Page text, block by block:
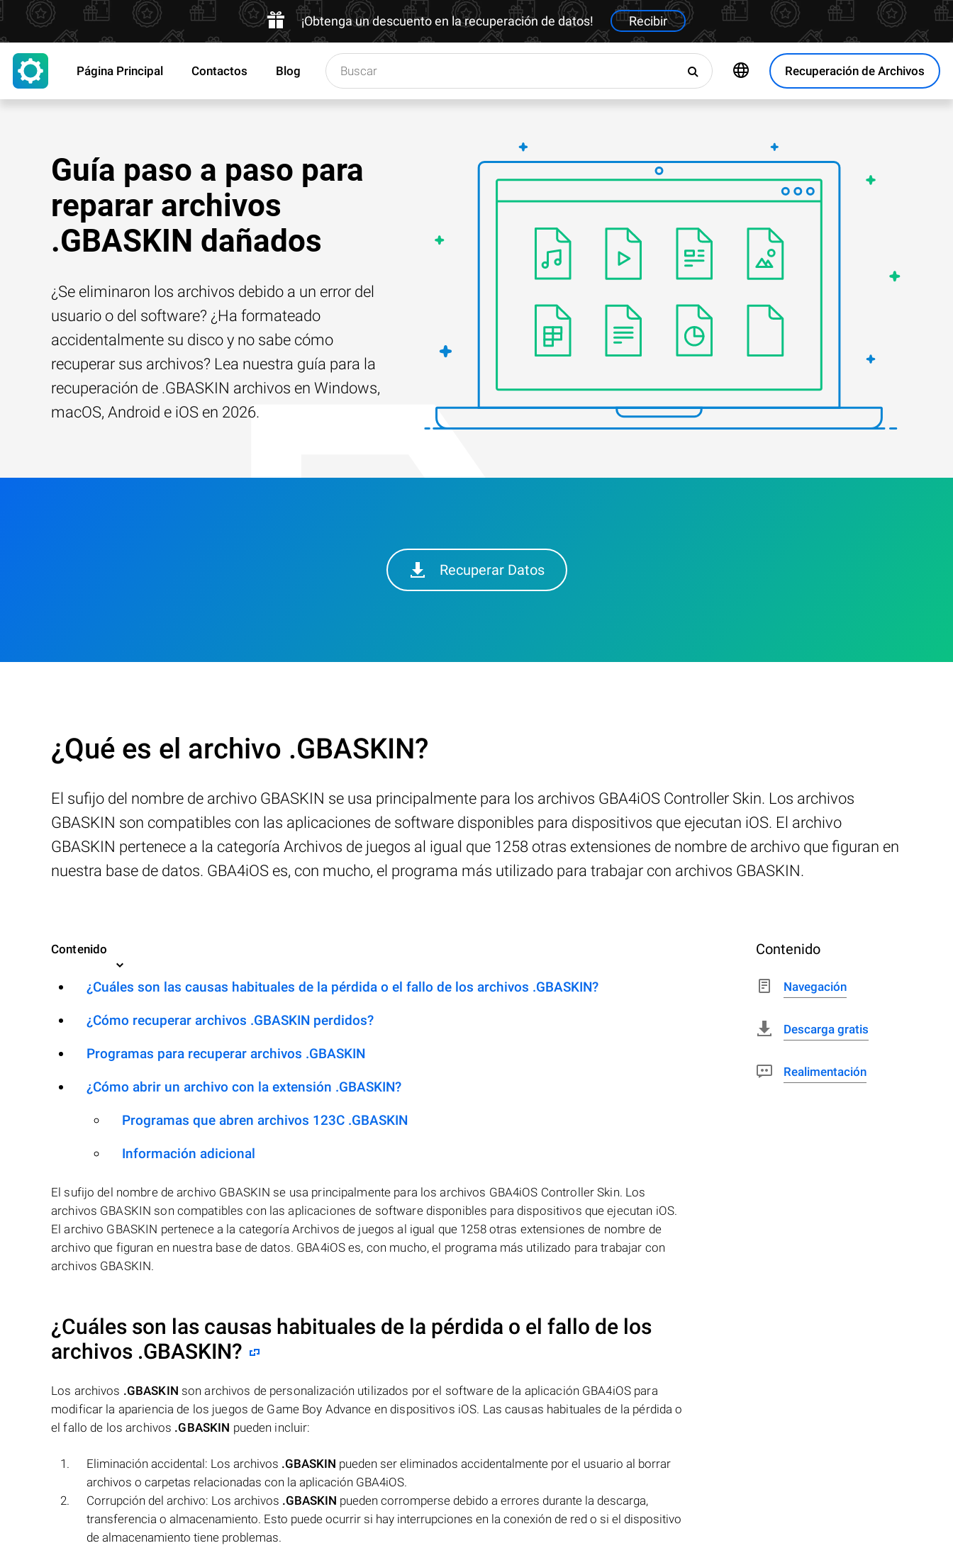
¡Obtenga un descuento en la recuperación de datos! Recibir
Recuperación de Archivos
Página Principal Contactos Blog
Guía paso a paso para
reparar archivos
.GBASKIN dañados
¿Se eliminaron los archivos debido a un error del
usuario o del software? ¿Ha formateado
accidentalmente su disco y no sabe cómo
recuperar sus archivos? Lea nuestra guía para la
recuperación de .GBASKIN archivos en Windows,
macOS, Android e iOS en 2026.
Recuperar Datos
¿Qué es el archivo .GBASKIN?
El sufijo del nombre de archivo GBASKIN se usa principalmente para los archivos GBA4iOS Controller Skin. Los archivos
GBASKIN son compatibles con las aplicaciones de software disponibles para dispositivos que ejecutan iOS. El archivo
GBASKIN pertenece a la categoría Archivos de juegos al igual que 1258 otras extensiones de nombre de archivo que figuran en
nuestra base de datos. GBA4iOS es, con mucho, el programa más utilizado para trabajar con archivos GBASKIN.
Contenido
¿Cuáles son las causas habituales de la pérdida o el fallo de los archivos .GBASKIN?
¿Cómo recuperar archivos .GBASKIN perdidos?
Programas para recuperar archivos .GBASKIN
¿Cómo abrir un archivo con la extensión .GBASKIN?
Programas que abren archivos 123C .GBASKIN
Información adicional
El sufijo del nombre de archivo GBASKIN se usa principalmente para los archivos GBA4iOS Controller Skin. Los
archivos GBASKIN son compatibles con las aplicaciones de software disponibles para dispositivos que ejecutan iOS.
El archivo GBASKIN pertenece a la categoría Archivos de juegos al igual que 1258 otras extensiones de nombre de
archivo que figuran en nuestra base de datos. GBA4iOS es, con mucho, el programa más utilizado para trabajar con
archivos GBASKIN.
¿Cuáles son las causas habituales de la pérdida o el fallo de los
archivos .GBASKIN?
Los archivos .GBASKIN son archivos de personalización utilizados por el software de la aplicación GBA4iOS para
modificar la apariencia de los juegos de Game Boy Advance en dispositivos iOS. Las causas habituales de la pérdida o
el fallo de los archivos .GBASKIN pueden incluir:
Eliminación accidental: Los archivos .GBASKIN pueden ser eliminados accidentalmente por el usuario al borrar
archivos o carpetas relacionadas con la aplicación GBA4iOS.
Corrupción del archivo: Los archivos .GBASKIN pueden corromperse debido a errores durante la descarga,
transferencia o almacenamiento. Esto puede ocurrir si hay interrupciones en la conexión de red o si el dispositivo
de almacenamiento tiene problemas.
Contenido
Navegación
Descarga gratis
Realimentación